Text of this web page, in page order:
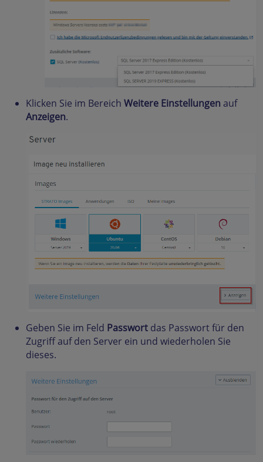
Klicken Sie im Bereich Weitere Einstellungen auf
Anzeigen.
Geben Sie im Feld Passwort das Passwort für den
Zugriff auf den Server ein und wiederholen Sie
dieses.